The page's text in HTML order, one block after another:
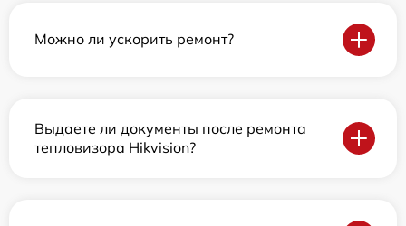
Можно ли ускорить ремонт?
Выдаете ли документы после ремонта
тепловизора Hikvision?